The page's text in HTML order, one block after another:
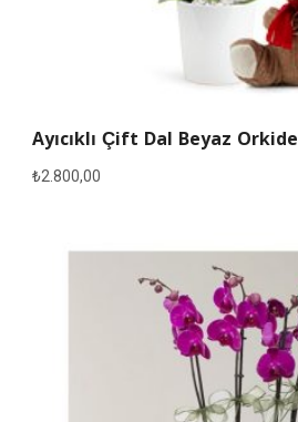
Ayıcıklı Çift Dal Beyaz Orkide
₺2.800,00